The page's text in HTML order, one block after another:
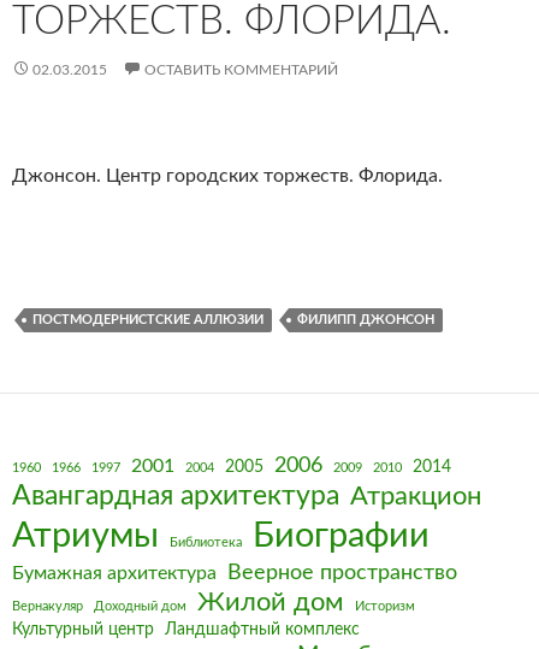
ТОРЖЕСТВ. ФЛОРИДА.
02.03.2015 ОСТАВИТЬ КОММЕНТАРИЙ
Джонсон. Центр городских торжеств. Флорида.
ПОСТМОДЕРНИСТСКИЕ АЛЛЮЗИИ ФИЛИПП ДЖОНСОН
1960 1966 1997 2001 2004 2005 2006 2009 2010 2014
Авангардная архитектура Атракцион
Атриумы Библиотека Биографии
Бумажная архитектура Веерное пространство
Вернакуляр Доходный дом Жилой дом Историзм
Культурный центр
Ландшафтный комплекс